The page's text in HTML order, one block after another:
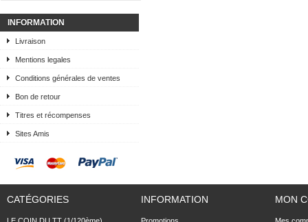
INFORMATION
Livraison
Mentions legales
Conditions générales de ventes
Bon de retour
Titres et récompenses
Sites Amis
CATÉGORIES
LE COIN DU TT (1/120ème)
INFORMATION
Promotions
MON
Mes